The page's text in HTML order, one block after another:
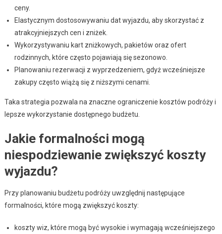
ceny.
Elastycznym dostosowywaniu dat wyjazdu, aby skorzystać z
atrakcyjniejszych cen i zniżek.
Wykorzystywaniu kart zniżkowych, pakietów oraz ofert
rodzinnych, które często pojawiają się sezonowo.
Planowaniu rezerwacji z wyprzedzeniem, gdyż wcześniejsze
zakupy często wiążą się z niższymi cenami.
Taka strategia pozwala na znaczne ograniczenie kosztów podróży i
lepsze wykorzystanie dostępnego budżetu.
Jakie formalności mogą
niespodziewanie zwiększyć koszty
wyjazdu?
Przy planowaniu budżetu podróży uwzględnij następujące
formalności, które mogą zwiększyć koszty:
koszty wiz, które mogą być wysokie i wymagają wcześniejszego